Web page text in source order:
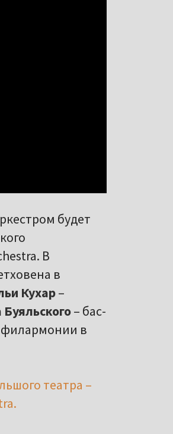
будет
В
в
Кухар–
– бас-
филармонии в
театра –